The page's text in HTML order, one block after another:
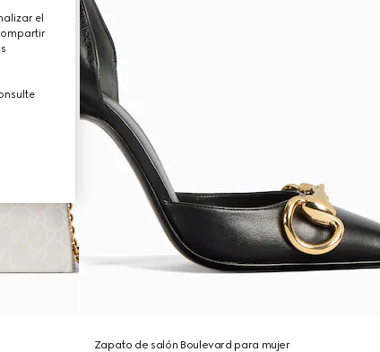
Zapato de salón Boulevard para mujer
el